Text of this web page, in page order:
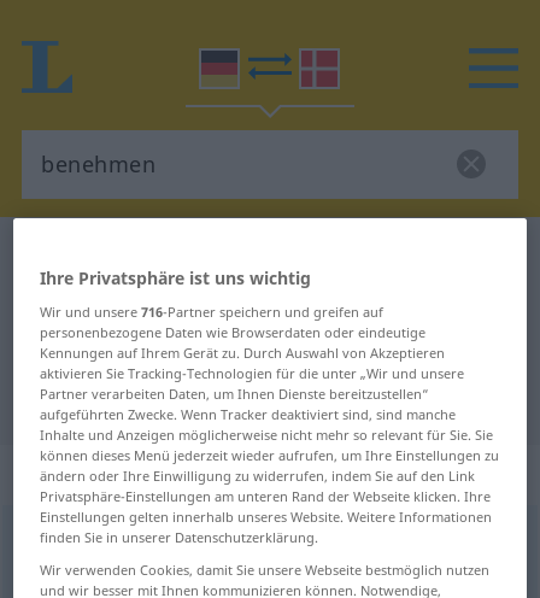
Deutsch-Dänisch Übersetzung für
"benehmen"
"benehmen" Dänisch Übersetzung
„benehmen“
benehmen
Übersicht aller Übersetzungen
Ihre Privatsphäre ist uns wichtig
Wir und unsere716-Partner speichern und greifen auf
personenbezogene Daten wie Browserdaten oder eindeutige
Kennungen auf Ihrem Gerät zu. Durch Auswahl von Akzeptieren
aktivieren Sie Tracking-Technologien für die unter „Wir und unsere
Partner verarbeiten Daten, um Ihnen Dienste bereitzustellen“
aufgeführten Zwecke. Wenn Tracker deaktiviert sind, sind manche
Inhalte und Anzeigen möglicherweise nicht mehr so relevant für Sie. Sie
können dieses Menü jederzeit wieder aufrufen, um Ihre Einstellungen zu
ändern oder Ihre Einwilligung zu widerrufen, indem Sie auf den Link
Privatsphäre-Einstellungen am unteren Rand der Webseite klicken. Ihre
Einstellungen gelten innerhalb unseres Website. Weitere Informationen
finden Sie in unserer Datenschutzerklärung.
Wir verwenden Cookies, damit Sie unsere Webseite bestmöglich nutzen
und wir besser mit Ihnen kommunizieren können. Notwendige,